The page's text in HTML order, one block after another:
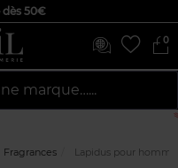
dès 50€
0
marque…...
Fragrances Lapidus pour